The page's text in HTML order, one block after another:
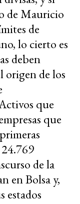
de Mauricio
de
lo cierto es
deben
origen de los
que
que
de la
en Bolsa y,
estados